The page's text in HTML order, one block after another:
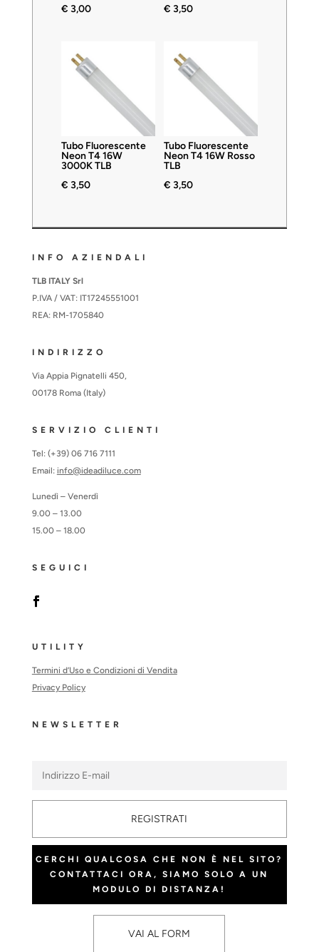
€ 3,00
€ 3,50
Tubo Fluorescente
Neon T4 16W
3000K TLB
€ 3,50
Tubo Fluorescente
Neon T4 16W Rosso
TLB
€ 3,50
INFO AZIENDALI
TLB ITALY Srl
P.IVA / VAT: IT17245551001
REA: RM-1705840
INDIRIZZO
Via Appia Pignatelli 450,
00178 Roma (Italy)
SERVIZIO CLIENTI
Tel: (+39) 06 716 7111
Email: info@ideadiluce.com
Lunedì – Venerdì
9.00 – 13.00
15.00 – 18.00
SEGUICI
UTILITY
Termini d’Uso e Condizioni di Vendita
Privacy Policy
NEWSLETTER
REGISTRATI
CERCHI QUALCOSA CHE NON È NEL SITO?
CONTATTACI ORA, SIAMO SOLO A UN
MODULO DI DISTANZA!
VAI AL FORM